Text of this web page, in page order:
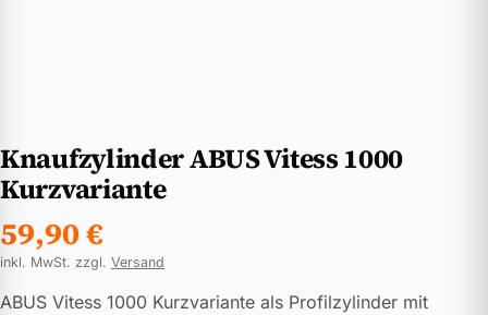
Knaufzylinder ABUS Vitess 1000
Kurzvariante
59,90€
inkl. MwSt. zzgl. Versand
ABUS Vitess 1000 Kurzvariante als Profilzylinder mit